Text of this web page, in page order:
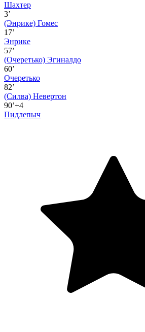
Шахтер
3’
(Энрике) Гомес
17’
Энрике
57’
(Очеретько) Эгиналдо
60’
Очеретько
82’
(Силва) Невертон
90’+4
Пидлепыч